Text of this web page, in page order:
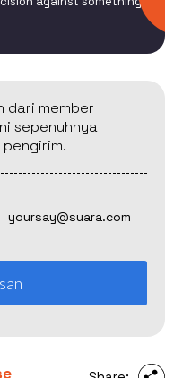
dari member
sepenuhnya
yoursay@suara.com